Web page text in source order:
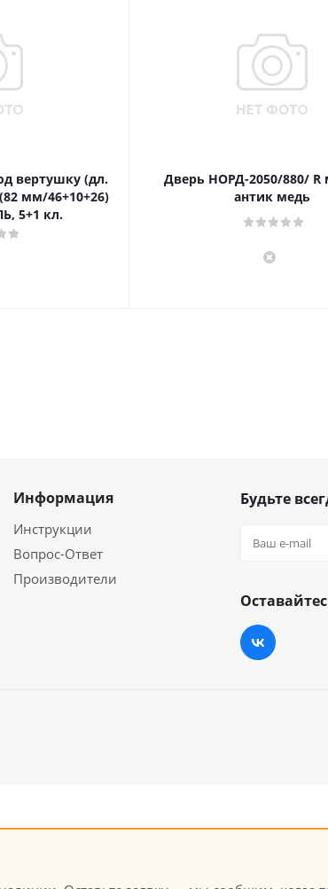
вертушку (дл.
мм/46+10+26)
5+1 кл.
Дверь НОРД-2050/880/ R
антик медь
Информация
Инструкции
Вопрос-Ответ
Производители
Будьте